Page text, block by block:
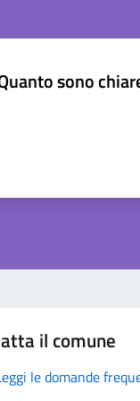
sono
il comune
le domande